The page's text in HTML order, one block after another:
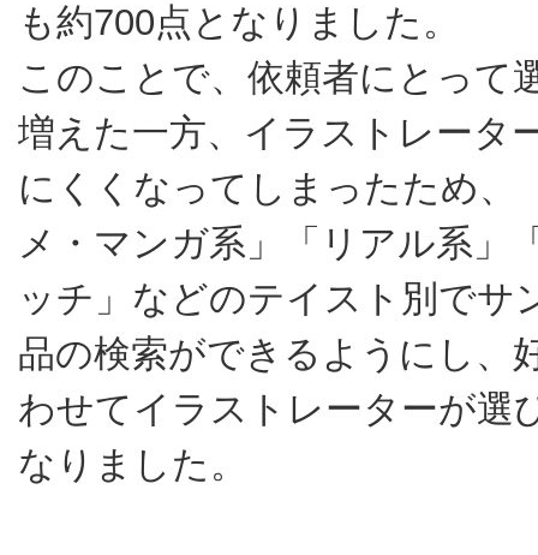
も約700点となりました。
このことで、依頼者にとって
増えた一方、イラストレータ
にくくなってしまったため、
メ・マンガ系」「リアル系」
ッチ」などのテイスト別でサ
品の検索ができるようにし、
わせてイラストレーターが選
なりました。